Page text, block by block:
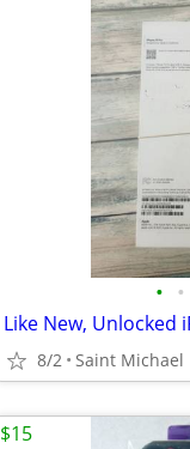
• •
Like New, Unlocked
8/2 Saint Michael
$15